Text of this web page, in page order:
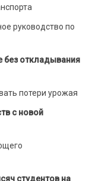
руководство по
без откладывания
потери урожая
с новой
студентов на